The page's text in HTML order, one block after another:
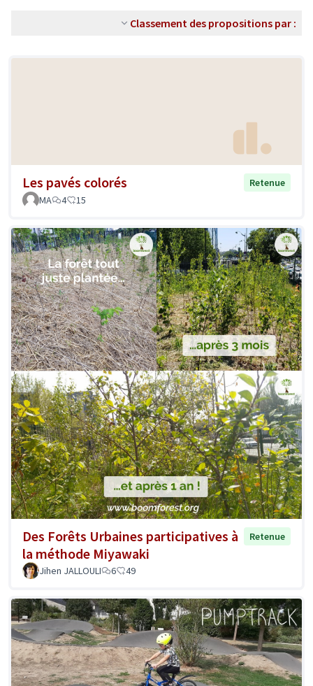
Classement des propositions par :
Les pavés colorés
Retenue
MA
4 15
Des Forêts Urbaines participatives à
la méthode Miyawaki
Retenue
Jihen JALLOULI 6 49